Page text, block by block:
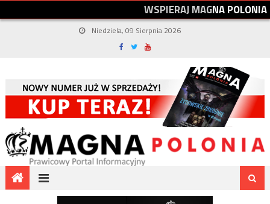
WSPIERAJMAGNAPOLONIA
Niedziela, 09 Sierpnia 2026